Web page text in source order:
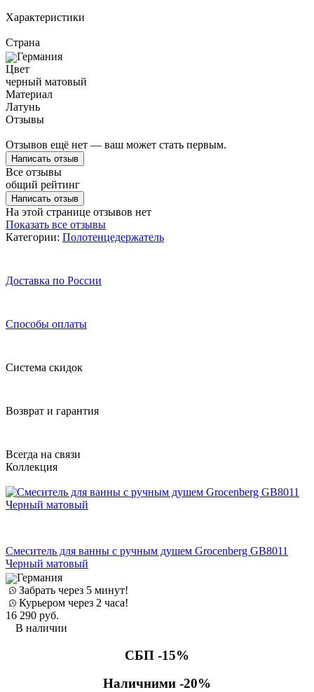
Характеристики
Страна
Германия
Цвет
черный матовый
Материал
Латунь
Отзывы
Отзывов ещё нет — ваш может стать первым.
Написать отзыв
Все отзывы
общий рейтинг
Написать отзыв
На этой странице отзывов нет
Показать все отзывы
Категории: Полотенцедержатель
Доставка по России
Способы оплаты
Система скидок
Возврат и гарантия
Всегда на связи
Коллекция
Смеситель для ванны с ручным душем Grocenberg GB8011
Черный матовый
Германия
Забрать через 5 минут!
Курьером через 2 часа!
16 290 руб.
В наличии
СБП -15%
Наличними -20%